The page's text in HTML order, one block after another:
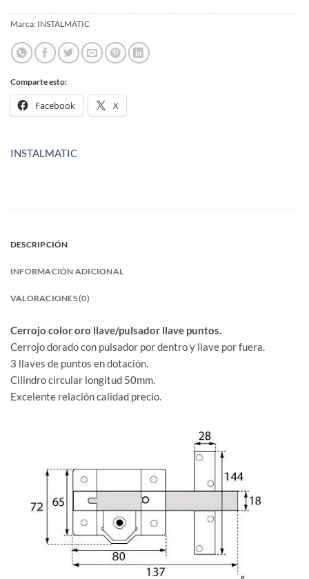
Marca: INSTALMATIC
Comparte esto:
Facebook X
INSTALMATIC
DESCRIPCIÓN
INFORMACIÓN ADICIONAL
VALORACIONES (0)
Cerrojo color oro llave/pulsador llave puntos.
Cerrojo dorado con pulsador por dentro y llave por fuera.
3 llaves de puntos en dotación.
Cilindro circular longitud 50mm.
Excelente relación calidad precio.